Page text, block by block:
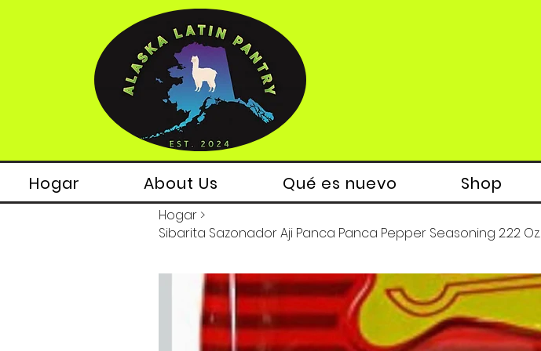
Hogar About Us Qué es nuevo Shop
Hogar >
Sibarita Sazonador Aji Panca Panca Pepper Seasoning 2.22 Oz.